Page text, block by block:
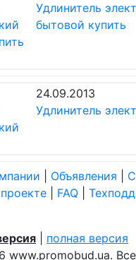
Удлинитель
бытовой купить
24.09.2013
Удлинитель
Объявления
FAQ
полная версия
www.promobud.ua.